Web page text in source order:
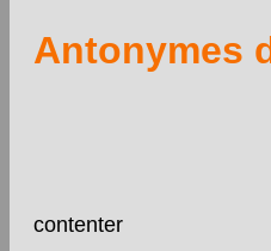
Antonymes
contenter